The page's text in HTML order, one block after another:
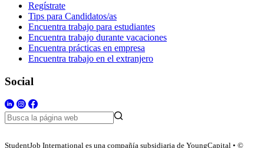
Regístrate
Tips para Candidatos/as
Encuentra trabajo para estudiantes
Encuentra trabajo durante vacaciones
Encuentra prácticas en empresa
Encuentra trabajo en el extranjero
Social
StudentJob International es una compañía subsidiaria de YoungCapital • ©